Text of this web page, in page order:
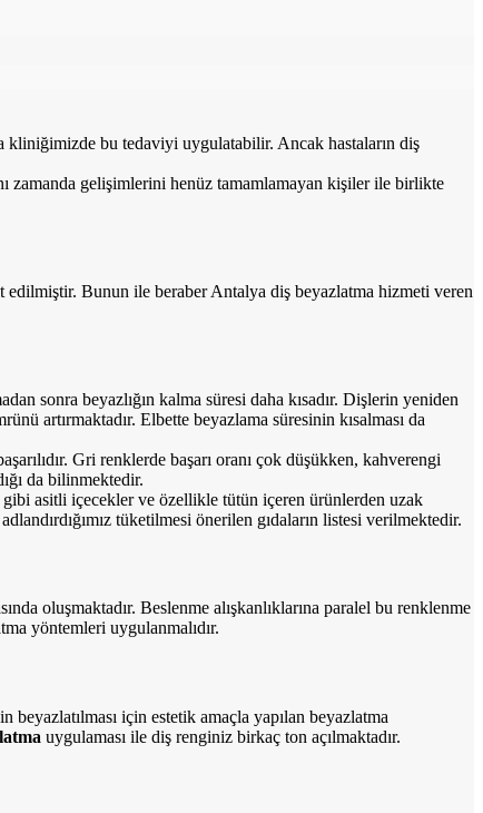
kliniğimizde bu tedaviyi uygulatabilir. Ancak hastaların diş
zamanda gelişimlerini henüz tamamlamayan kişiler ile birlikte
edilmiştir. Bunun ile beraber Antalya diş beyazlatma hizmeti veren
sonra beyazlığın kalma süresi daha kısadır. Dişlerin yeniden
artırmaktadır. Elbette beyazlama süresinin kısalması da
Gri renklerde başarı oranı çok düşükken, kahverengi
da bilinmektedir.
asitli içecekler ve özellikle tütün içeren ürünlerden uzak
tüketilmesi önerilen gıdaların listesi verilmektedir.
oluşmaktadır. Beslenme alışkanlıklarına paralel bu renklenme
yöntemleri uygulanmalıdır.
için estetik amaçla yapılan beyazlatma
uygulaması ile diş renginiz birkaç ton açılmaktadır.